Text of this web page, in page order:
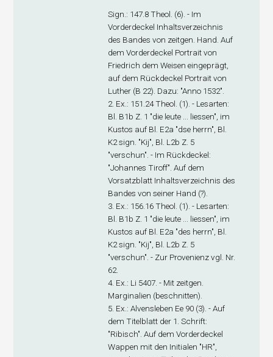
Sign .: 147.8 Theol. (6). - Im
Vorderdeckel Inhaltsverzeichnis
des Bandes von zeitgen. Hand. Auf
dem Vorderdeckel Portrait von
Friedrich dem Weisen eingeprägt,
auf dem Rückdeckel Portrait von
Luther (B 22). Dazu: "Anno 1532".
2. Ex .: 151.24 Theol. (1). - Lesarten:
Bl. B1b Z. 1 "die leute ... liessen", im
Kustos auf Bl. E2a "dse herrn", Bl.
K2 sign. "Kij", Bl. L2b Z. 5
"verschun". - Im Rückdeckel:
"Johannes Tiroff". Auf dem
Vorsatzblatt Inhaltsverzeichnis des
Bandes von seiner Hand (?).
3. Ex .: 156.16 Theol. (1). - Lesarten:
Bl. B1b Z. 1 "die leute ... liessen", im
Kustos auf Bl. E2a "des herrn", Bl.
K2 sign. "Kij", Bl. L2b Z. 5
"verschun". - Zur Provenienz vgl. Nr.
62.
4. Ex .: Li 5407. - Mit zeitgen.
Marginalien (beschnitten).
5. Ex .: Alvensleben Ee 90 (3). - Auf
dem Titelblatt der 1. Schrift:
"Ribisch". Auf dem Vorderdeckel
Wappen mit den Initialen "HR",